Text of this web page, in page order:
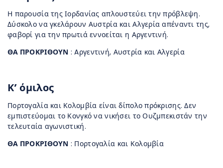
Η παρουσία της Ιορδανίας απλουστεύει την πρόβλεψη.
Δύσκολο να γκελάρουν Αυστρία και Αλγερία απέναντι της,
φαβορί για την πρωτιά εννοείται η Αργεντινή.
ΘΑ ΠΡΟΚΡΙΘΟΥΝ : Aργεντινή, Αυστρία και Αλγερία
Κ’ όμιλος
Πορτογαλία και Κολομβία είναι δίπολο πρόκρισης. Δεν
εμπιστεύομαι το Κονγκό να νικήσει το Ουζμπεκιστάν την
τελευταία αγωνιστική.
ΘΑ ΠΡΟΚΡΙΘΟΥΝ : Πορτογαλία και Κολομβία